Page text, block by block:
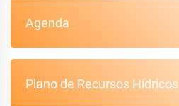
Agenda
Plano de Recursos Hídricos